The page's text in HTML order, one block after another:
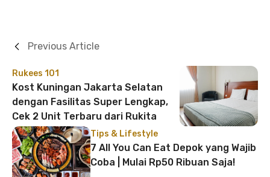
Rukees 101
Kost Kuningan Jakarta Selatan
dengan Fasilitas Super Lengkap,
Cek 2 Unit Terbaru dari Rukita
Previous Article
Tips & Lifestyle
7 All You Can Eat Depok yang Wajib
Coba | Mulai Rp50 Ribuan Saja!